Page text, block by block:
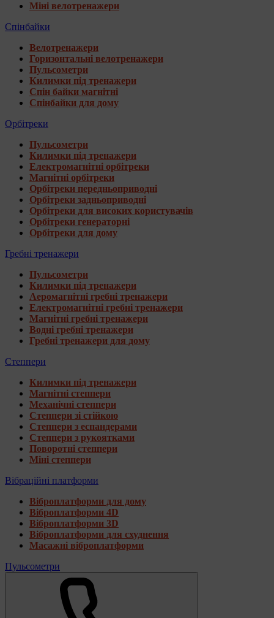
Міні велотренажери
Спінбайки
Велотренажери
Горизонтальні велотренажери
Пульсометри
Килимки під тренажери
Спін байки магнітні
Спінбайки для дому
Орбітреки
Пульсометри
Килимки під тренажери
Електромагнітні орбітреки
Магнітні орбітреки
Орбітреки передньоприводні
Орбітреки задньоприводні
Орбітреки для високих користувачів
Орбітреки генераторні
Орбітреки для дому
Гребні тренажери
Пульсометри
Килимки під тренажери
Аеромагнітні гребні тренажери
Електромагнітні гребні тренажери
Магнітні гребні тренажери
Водні гребні тренажери
Гребні тренажери для дому
Степпери
Килимки під тренажери
Магнітні степпери
Механічні степпери
Степпери зі стійкою
Степпери з еспандерами
Степпери з рукоятками
Поворотні степпери
Міні степпери
Вібраційні платформи
Віброплатформи для дому
Віброплатформи 4D
Віброплатформи 3D
Віброплатформи для схуднення
Масажні віброплатформи
Пульсометри